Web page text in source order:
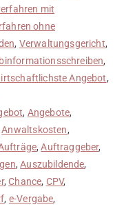
mit
ohne
, Verwaltungsgericht,
,
Angebot,
, Angebote,
Anwaltskosten,
,Auftraggeber,
,Auszubildende,
,Chance, CPV,
, e-Vergabe,